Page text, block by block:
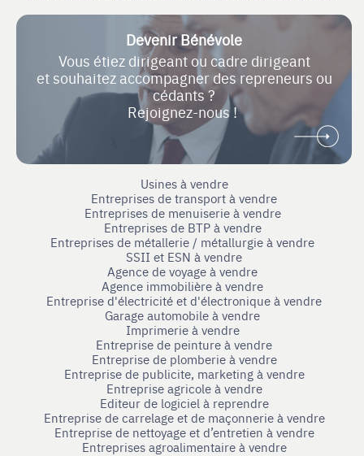
Devenir Bénévole
Vous étiez dirigeant ou cadre dirigeant
et souhaitez accompagner des repreneurs ou
cédants ?
Rejoignez-nous !
Usines à vendre
Entreprises de transport à vendre
Entreprises de menuiserie à vendre
Entreprises de BTP à vendre
Entreprises de métallerie / métallurgie à vendre
SSII et ESN à vendre
Agence de voyage à vendre
Agence immobilière à vendre
Entreprise d'électricité et d'électronique à vendre
Garage automobile à vendre
Imprimerie à vendre
Entreprise de peinture à vendre
Entreprise de plomberie à vendre
Entreprise de publicite, marketing à vendre
Entreprise agricole à vendre
Editeur de logiciel à reprendre
Entreprise de carrelage et de maçonnerie à vendre
Entreprise de nettoyage et d’entretien à vendre
Entreprises agroalimentaire à vendre